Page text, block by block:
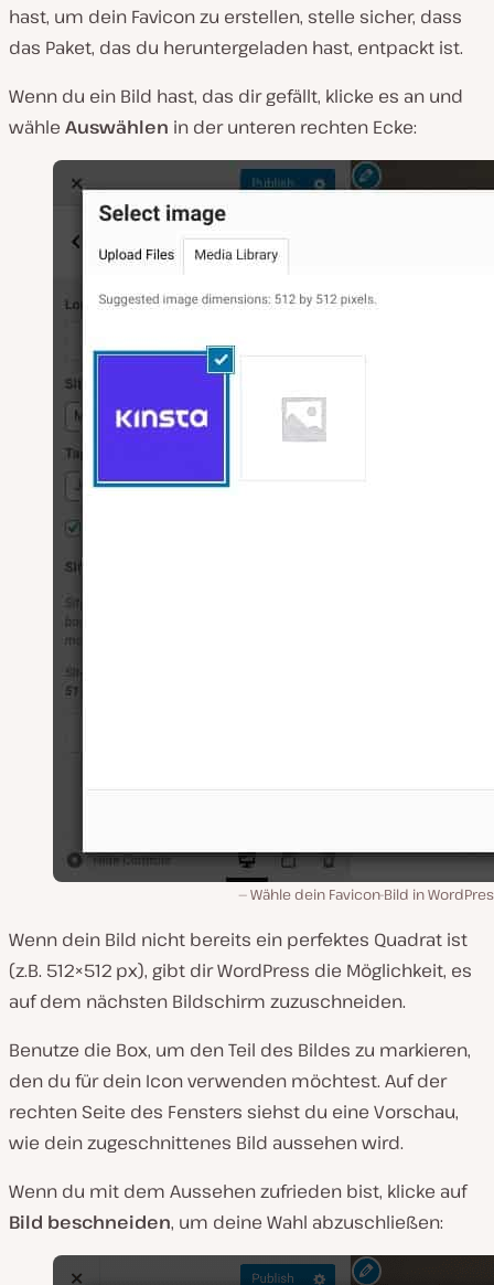
hast, um dein Favicon zu erstellen, stelle sicher, dass
das Paket, das du heruntergeladen hast, entpackt ist.
Wenn du ein Bild hast, das dir gefällt, klicke es an und
wähle Auswählen in der unteren rechten Ecke:
Wähle dein Favicon-Bild in
Wenn dein Bild nicht bereits ein perfektes Quadrat ist
(z.B. 512×512 px), gibt dir WordPress die Möglichkeit, es
auf dem nächsten Bildschirm zuzuschneiden.
Benutze die Box, um den Teil des Bildes zu markieren,
den du für dein Icon verwenden möchtest. Auf der
rechten Seite des Fensters siehst du eine Vorschau,
wie dein zugeschnittenes Bild aussehen wird.
Wenn du mit dem Aussehen zufrieden bist, klicke auf
Bild beschneiden, um deine Wahl abzuschließen: